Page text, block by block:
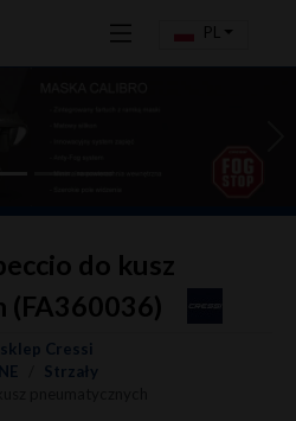
PL
do kusz
(FA360036)
Cressi
Strzały